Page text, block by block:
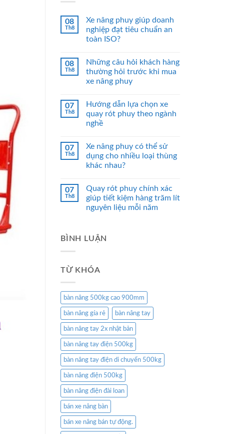
08
Th8
Xe nâng phuy giúp doanh
nghiệp đạt tiêu chuẩn an
toàn ISO?
08
Th8
Những câu hỏi khách hàng
thường hỏi trước khi mua
xe nâng phuy
07
Th8
Hướng dẫn lựa chọn xe
quay rót phuy theo ngành
nghề
07
Th8
Xe nâng phuy có thể sử
dụng cho nhiều loại thùng
khác nhau?
07
Th8
Quay rót phuy chính xác
giúp tiết kiệm hàng trăm lít
nguyên liệu mỗi năm
BÌNH LUẬN
TỪ KHÓA
bàn nâng 500kg cao 900mm
bàn nâng gía rẻ bàn nâng tay
bàn nâng tay 2x nhật bản
bàn nâng tay điện 500kg
bàn nâng tay điện di chuyển 500kg
bàn nâng điện 500kg
bàn nâng điện đài loan
bán xe nâng bàn
bán xe nâng bán tự động.